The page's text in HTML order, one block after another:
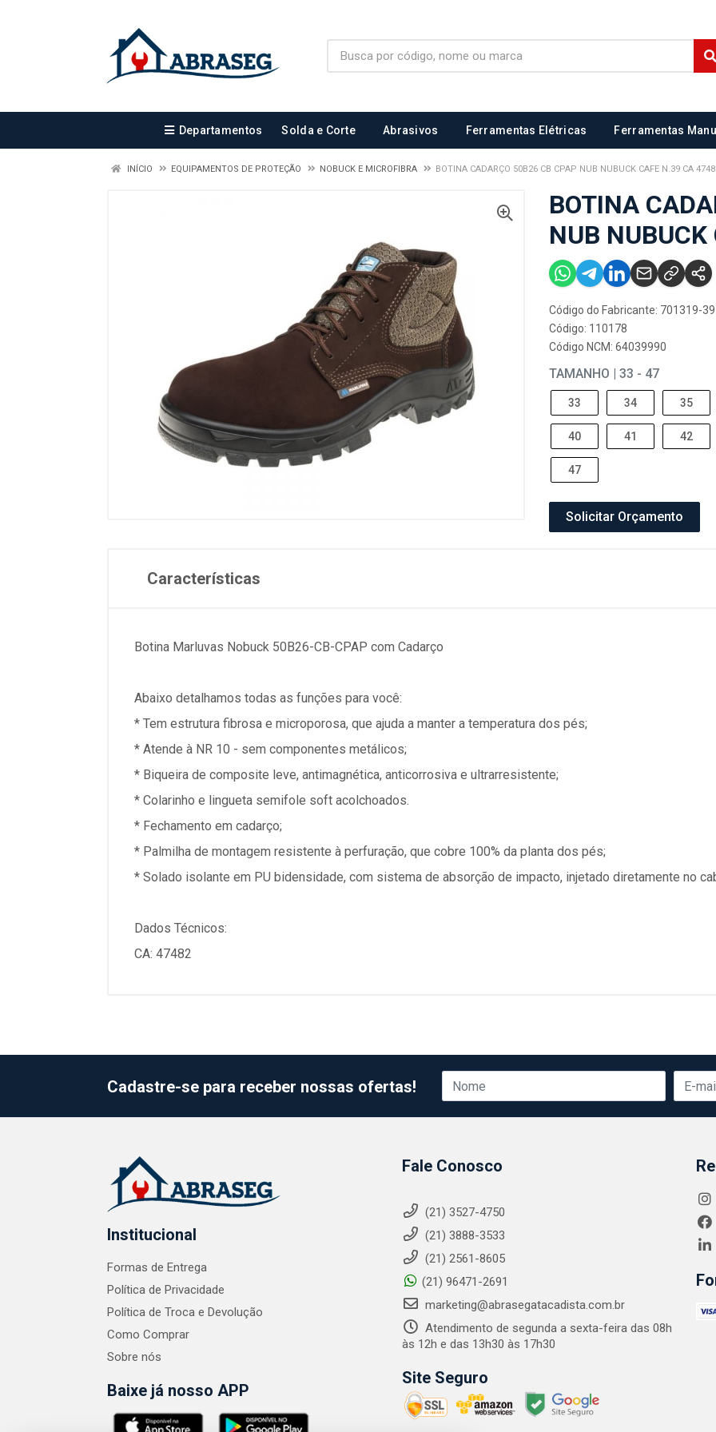
Departamentos Solda e Corte Abrasivos Ferramentas Elétricas Ferramentas
INÍCIO EQUIPAMENTOS DE PROTEÇÃO NOBUCK E MICROFIBRA BOTINA CADARÇO 50B26 CB CPAP NUB NUBUCK CAFE N.39 CA
BOTINA
NUB
Código do Fabricante: 701319-39
Código: 110178
Código NCM: 64039990
TAMANHO | 33 - 47
33 34 35
40 41 42
47
Solicitar Orçamento
Características
Botina Marluvas Nobuck 50B26-CB-CPAP com Cadarço
Abaixo detalhamos todas as funções para você:
* Tem estrutura fibrosa e microporosa, que ajuda a manter a temperatura dos pés;
* Atende à NR 10 - sem componentes metálicos;
* Biqueira de composite leve, antimagnética, anticorrosiva e ultrarresistente;
* Colarinho e lingueta semifole soft acolchoados.
* Fechamento em cadarço;
* Palmilha de montagem resistente à perfuração, que cobre 100% da planta dos pés;
* Solado isolante em PU bidensidade, com sistema de absorção de impacto, injetado diretamente no
Dados Técnicos:
CA: 47482
Cadastre-se para receber nossas ofertas!
Institucional
Formas de Entrega
Política de Privacidade
Política de Troca e Devolução
Como Comprar
Sobre nós
Baixe já nosso APP
Fale Conosco
(21) 3527-4750
(21) 3888-3533
(21) 2561-8605
(21) 96471-2691
marketing@abrasegatacadista.com.br
Atendimento de segunda a sexta-feira das 08h
às 12h e das 13h30 às 17h30
Site Seguro